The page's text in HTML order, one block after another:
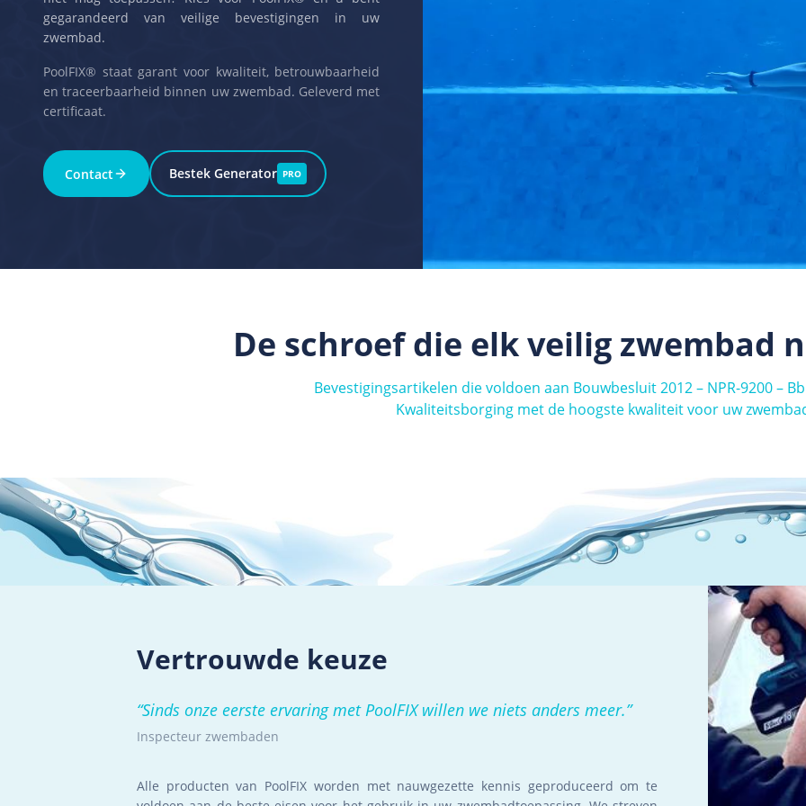
gegarandeerd van veilige bevestigingen in uw
zwembad.
PoolFIX® staat garant voor kwaliteit, betrouwbaarheid
en traceerbaarheid binnen uw zwembad. Geleverd met
certificaat.
Contact Bestek Generator PRO
De schroef die elk veilig zwembad
Bevestigingsartikelen die voldoen aan Bouwbesluit 2012 – NPR-9200 –
Kwaliteitsborging met de hoogste kwaliteit voor uw
Vertrouwde keuze
“Sinds onze eerste ervaring met PoolFIX willen we niets anders meer.”
Inspecteur zwembaden
Alle producten van PoolFIX worden met nauwgezette kennis geproduceerd om te